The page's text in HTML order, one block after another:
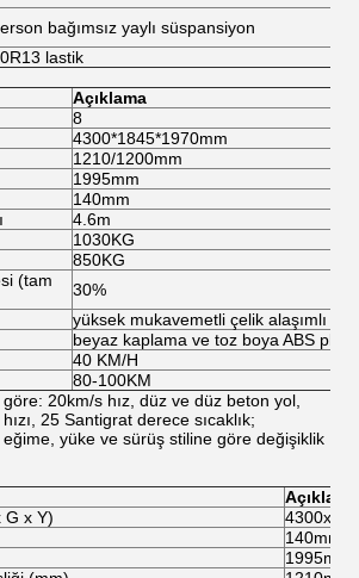
bağımsız yaylı süspansiyon
lastik
Açıklama
8
4300*1845*1970mm
1210/1200mm
1995mm
140mm
4.6m
1030KG
850KG
(tam
30%
yüksek mukavemetli çelik alaşımlı
beyaz kaplama ve toz boya ABS
40 KM/H
80-100KM
20km/s hız, düz ve düz beton yol,
25 Santigrat derece sıcaklık;
eğime, yüke ve sürüş stiline göre değişiklik
Açıklama
G x Y)
140mm
1995mm